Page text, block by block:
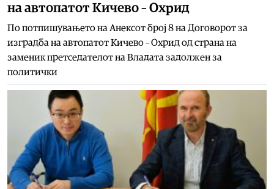
на автопатот Кичево – Охрид
По потпишувањето на Анексот број 8 на Договорот за
изградба на автопатот Кичево – Охрид од страна на
заменик претседателот на Владата задолжен за
политички